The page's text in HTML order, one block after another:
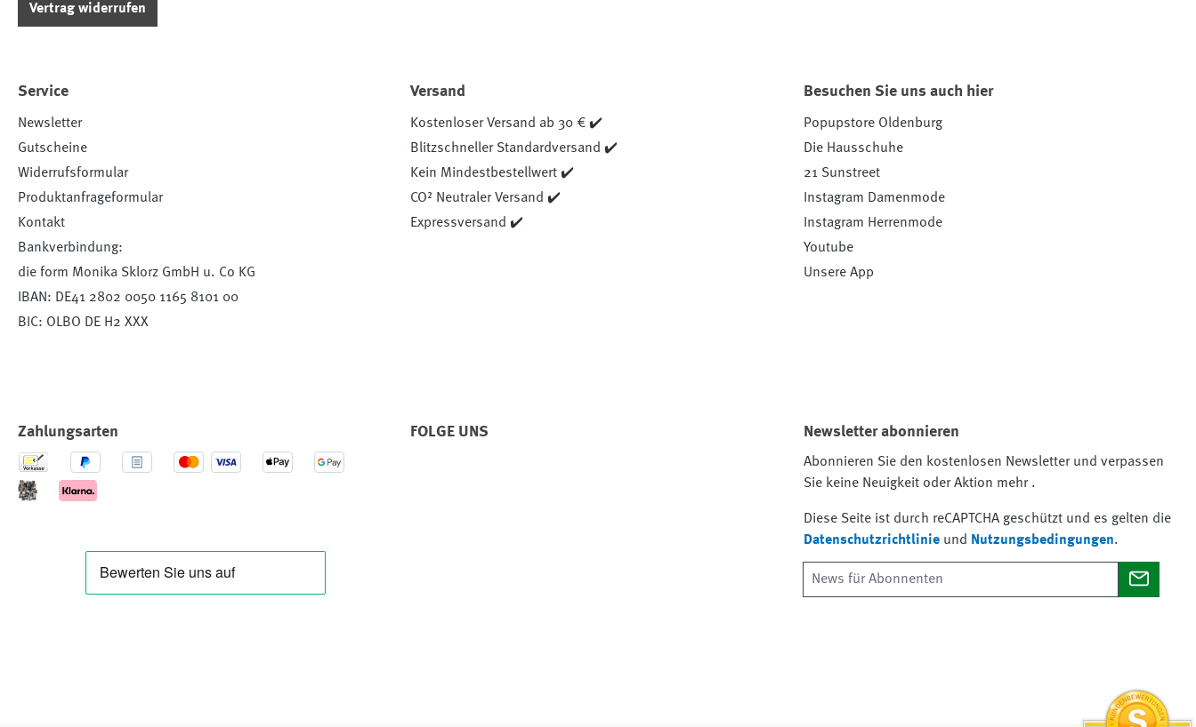
Vertrag widerrufen
Service
Newsletter
Gutscheine
Widerrufsformular
Produktanfrageformular
Kontakt
Bankverbindung:
die form Monika Sklorz GmbH u. Co KG
IBAN: DE41 2802 0050 1165 8101 00
BIC: OLBO DE H2 XXX
Versand
Kostenloser Versand ab 30 € ✔️
Blitzschneller Standardversand ✔️
Kein Mindestbestellwert ✔️
CO² Neutraler Versand ✔️
Expressversand ✔️
Besuchen Sie uns auch hier
Popupstore Oldenburg
Die Hausschuhe
21 Sunstreet
Instagram Damenmode
Instagram Herrenmode
Youtube
Unsere App
Zahlungsarten FOLGE UNS Newsletter abonnieren
Abonnieren Sie den kostenlosen Newsletter und verpassen
Sie keine Neuigkeit oder Aktion mehr .
Diese Seite ist durch reCAPTCHA geschützt und es gelten die
Datenschutzrichtlinieund Nutzungsbedingungen.